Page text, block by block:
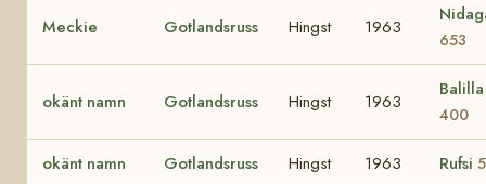
Meckie Gotlandsruss Hingst 1963
653
okänt namn Gotlandsruss Hingst 1963
400
okänt namn Gotlandsruss Hingst 1963 Rufsi